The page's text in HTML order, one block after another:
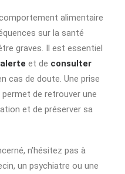
alimentaire
sur la santé
graves. Il est essentiel
et de consulter
cas de doute. Une prise
de retrouver une
et de préserver sa
n’hésitez pas à
un psychiatre ou une